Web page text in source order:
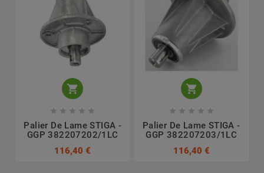

    
Palier De Lame STIGA -
GGP 382207202/1LC
116,40 €

    
Palier De Lame STIGA -
GGP 382207203/1LC
116,40 €